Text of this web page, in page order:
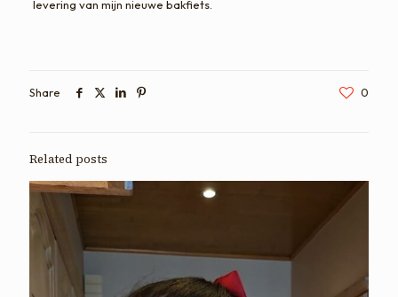
levering van mijn nieuwe bakfiets.
Share 0
Related posts